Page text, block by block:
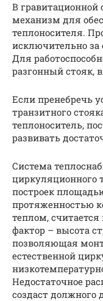
В гравитационной
механизм для
теплоносителя.
исключительно за
Для
разгонный стояк,
Если пренебречь
транзитного
теплоноситель,
развивать
Система
циркуляционного
построек
протяженностью
теплом,
фактор – высота
позволяющая
естественной
Недостаточное
создаст должного